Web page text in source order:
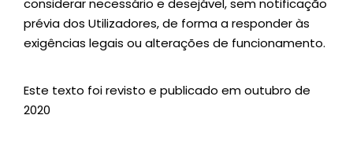
considerar necessário e desejável, sem notificação
prévia dos Utilizadores, de forma a responder às
exigências legais ou alterações de funcionamento.
Este texto foi revisto e publicado em outubro de
2020